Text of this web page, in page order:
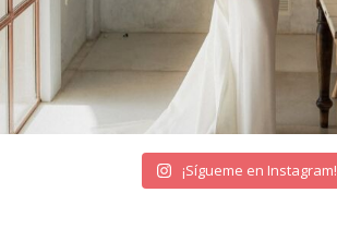
¡Sígueme en Instagram!